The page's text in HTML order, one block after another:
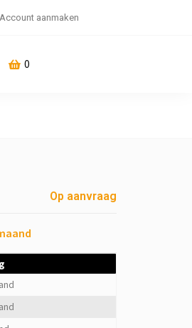
Account aanmaken
0
Op aanvraag